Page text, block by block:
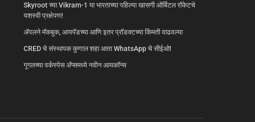
Skyroot च्या Vikram-1 या भारताच्या पहिल्या खासगी ऑर्बिटल रॉकेटचे
यशस्वी प्रक्षेपण!
ॲपलने मॅकबुक, आयपॅडच्या आणि इतर प्रॉडक्टच्या किंमती वाढवल्या
CRED चे संस्थापक कुणाल शहा आता WhatsApp चे सीईओ!
गूगलच्या वर्कस्पेस अ‍ॅप्समध्ये नवीन आयकॉन्स